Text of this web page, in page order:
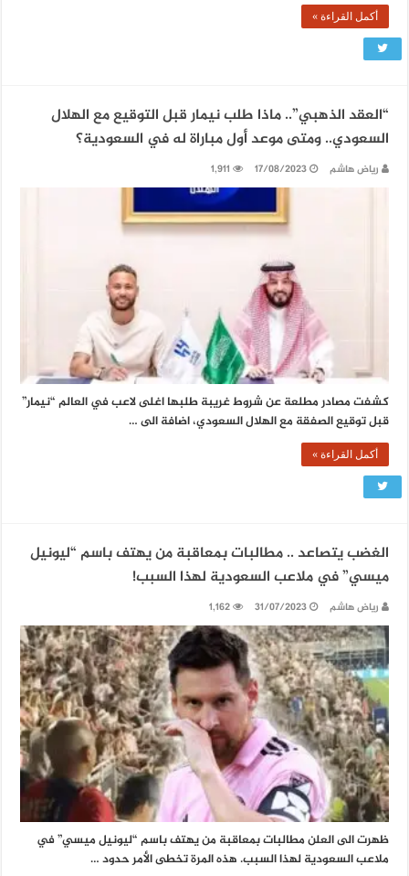
أكمل القراءة »
“العقد الذهبي”.. ماذا طلب نيمار قبل التوقيع مع الهلال
السعودي.. ومتى موعد أول مباراة له في السعودية؟
رياض هاشم 17/08/2023
1,911
كشفت مصادر مطلعة عن شروط غريبة طلبها اغلى لاعب في العالم “نيمار”
قبل توقيع الصفقة مع الهلال السعودي، اضافة الى …
أكمل القراءة »
الغضب يتصاعد .. مطالبات بمعاقبة من يهتف باسم “ليونيل
ميسي” في ملاعب السعودية لهذا السبب!
رياض هاشم 31/07/2023
1,162
ظهرت الى العلن مطالبات بمعاقبة من يهتف باسم “ليونيل ميسي” في
ملاعب السعودية لهذا السبب. هذه المرة تخطى الأمر حدود …